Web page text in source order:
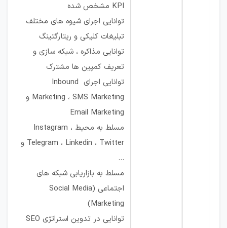
KPI مشخص شده
توانایی اجرای شیوه های مختلف
تبلیغات کلیکی و ریتارگتینگ
توانایی مذاکره ، شبکه سازی و
تعریف کمپین ها مشترک
توانایی اجرای Inbound
Marketing ، SMS Marketing و
Email Marketing
مسلط به محیط Instagram ،
Telegram ، Linkedin ، Twitter و
…
مسلط به بازاریابی شبکه های
اجتماعی (Social Media
Marketing)
توانایی در تدوین استراتژی SEO